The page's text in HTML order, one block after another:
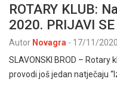
ROTARY KLUB:
2020. PRIJAVI
Autor Novagra - 17/11/2020
SLAVONSKI BROD – Rotary
provodi još jedan natječaju